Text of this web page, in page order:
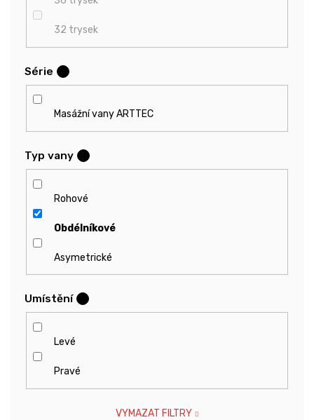
32 trysek
Série
Masážní vany ARTTEC
Typ vany
Rohové
Obdélníkové
Asymetrické
Umístění
Levé
Pravé
VYMAZAT FILTRY